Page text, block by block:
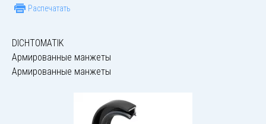
Распечатать
DICHTOMATIK
Армированные манжеты
Армированные манжеты